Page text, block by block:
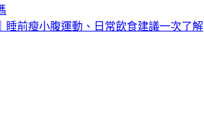
睡前瘦小腹運動、日常飲食建議一次了解